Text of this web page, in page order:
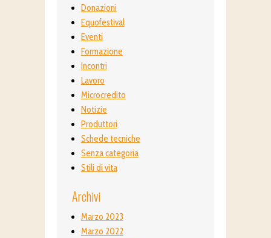
Donazioni
Equofestival
Eventi
Formazione
Incontri
Lavoro
Microcredito
Notizie
Produttori
Schede tecniche
Senza categoria
Stili di vita
Archivi
Marzo 2023
Marzo 2022